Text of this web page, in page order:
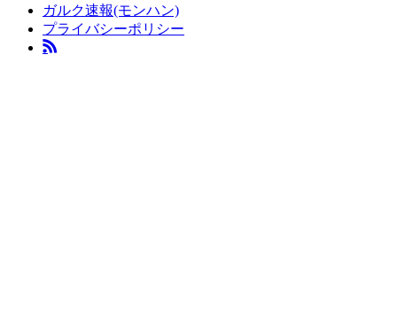
ガルク速報(モンハン)
プライバシーポリシー